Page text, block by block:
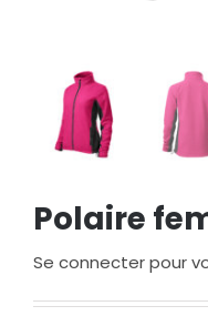
Polaire
Se connecter pour